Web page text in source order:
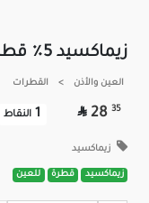
زيماكسيد 5٪ قطرة للعين
العين والأذن > القطرات
35
28

1 النقاط
زيماكسيد
زيماكسيد قطرة للعين